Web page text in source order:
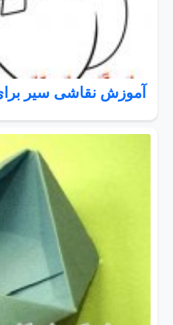
آموزش نقاشی سیر